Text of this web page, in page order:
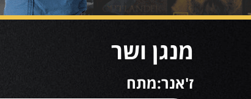
מנגן ושר
ז'אנר:מתח